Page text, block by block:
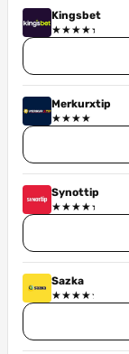
Kingsbet
Merkurxtip
Synottip
Sazka